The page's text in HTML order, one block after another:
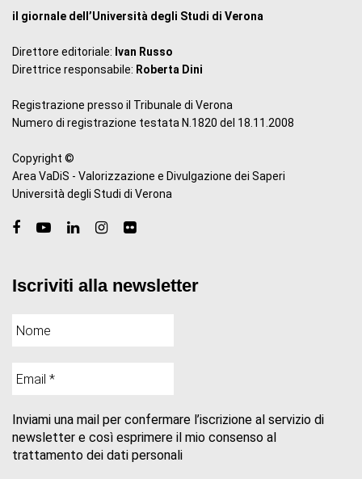
il giornale dell’Università degli Studi di Verona
Direttore editoriale: Ivan Russo
Direttrice responsabile: Roberta Dini
Registrazione presso il Tribunale di Verona
Numero di registrazione testata N.1820 del 18.11.2008
Copyright ©
Area VaDiS - Valorizzazione e Divulgazione dei Saperi
Università degli Studi di Verona
Iscriviti alla newsletter
Inviami una mail per confermare l’iscrizione al servizio di
newsletter e così esprimere il mio consenso al
trattamento dei dati personali